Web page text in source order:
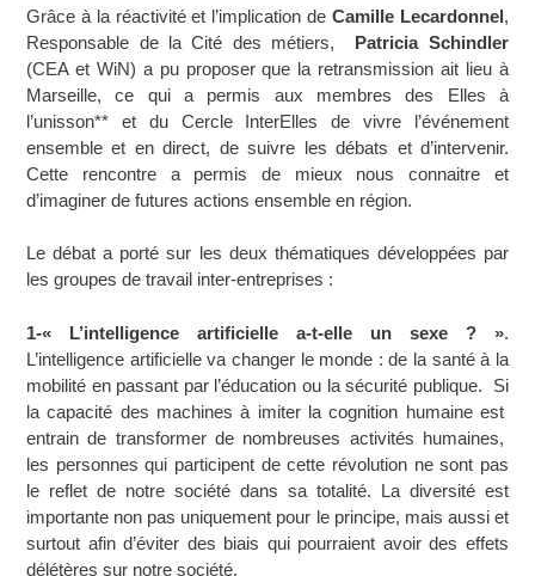
Grâce à la réactivité et l’implication deCamille Lecardonnel,
Responsable de la Cité des métiers, Patricia Schindler
(CEA et WiN) a pu proposer que la retransmission ait lieu à
Marseille, ce qui a permis aux membres des Elles à
l’unisson** et du Cercle InterElles de vivre l’événement
ensemble et en direct, de suivre les débats et d’intervenir.
Cette rencontre a permis de mieux nous connaitre et
d’imaginer de futures actions ensemble en région.
Le débat a porté sur les deux thématiques développées par
les groupes de travail inter-entreprises :
1-« L’intelligence artificielle a-t-elle un sexe ? ».
L’intelligence artificielle va changer le monde : de la santé à la
mobilité en passant par l’éducation ou la sécurité publique. Si
la capacité des machines à imiter la cognition humaine est
entrain de transformer de nombreuses activités humaines,
les personnes qui participent de cette révolution ne sont pas
le reflet de notre société dans sa totalité. La diversité est
importante non pas uniquement pour le principe, mais aussi et
surtout afin d’éviter des biais qui pourraient avoir des effets
délétères sur notre société.